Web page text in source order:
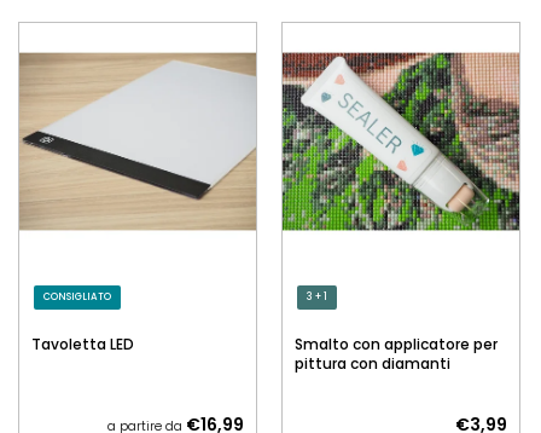
CONSIGLIATO
Tavoletta LED
a partire da €16,99
3 + 1
Smalto con applicatore per
pittura con diamanti
€3,99